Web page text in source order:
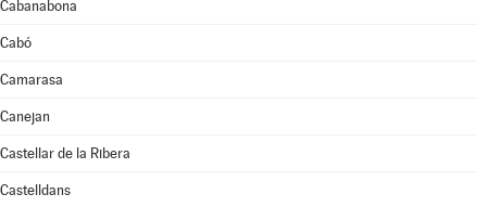
Cabanabona
Cabó
Camarasa
Canejan
Castellar de la Ribera
Castelldans